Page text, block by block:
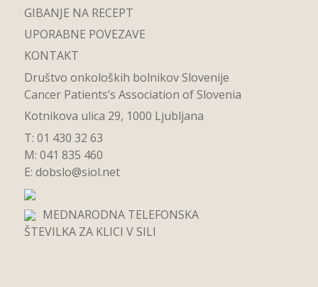
GIBANJE NA RECEPT
UPORABNE POVEZAVE
KONTAKT
Društvo onkoloških bolnikov Slovenije
Cancer Patients’s Association of Slovenia
Kotnikova ulica 29, 1000 Ljubljana
T: 01 430 32 63
M: 041 835 460
E:dobslo@siol.net
MEDNARODNA TELEFONSKA
ŠTEVILKA ZA KLICI V SILI